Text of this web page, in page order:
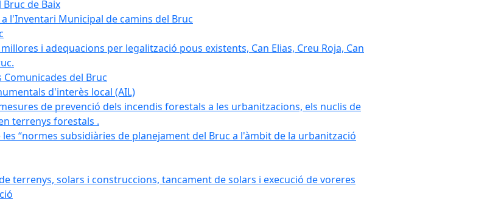
de Baix
l'Inventari Municipal de camins del Bruc
i adequacions per legalització pous existents, Can Elias, Creu Roja, Can
del Bruc
d'interès local (AIL)
de prevenció dels incendis forestals a les urbanitzacions, els nuclis de
terrenys forestals .
“normes subsidiàries de planejament del Bruc a l'àmbit de la urbanització
terrenys, solars i construccions, tancament de solars i execució de voreres